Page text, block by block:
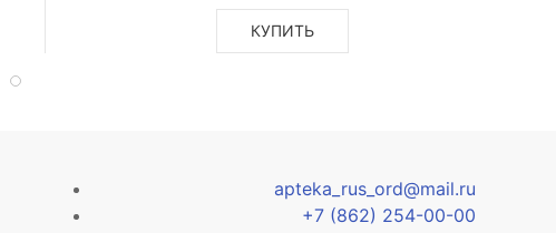
КУПИТЬ
apteka_rus_ord@mail.ru
+7 (862) 254-00-00